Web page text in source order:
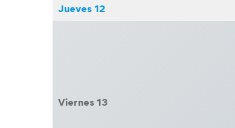
Jueves 12
Viernes 13